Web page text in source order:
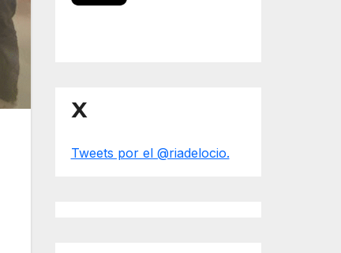
X
Tweets por el @riadelocio.